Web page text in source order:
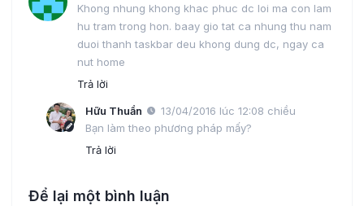
Khong nhung khong khac phuc dc loi ma con lam
hu tram trong hon. baay gio tat ca nhung thu nam
duoi thanh taskbar deu khong dung dc, ngay ca
nut home
Trả lời
Hữu Thuần
13/04/2016 lúc 12:08 chiều
Bạn làm theo phương pháp mấy?
Trả lời
Để lại một bình luận